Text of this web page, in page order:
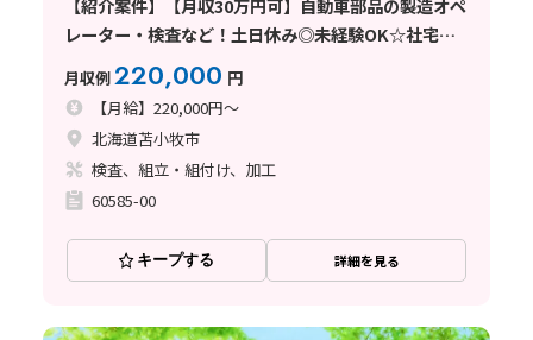
【紹介案件】【月収30万円可】自動車部品の製造オペ
レーター・検査など！土日休み◎未経験OK☆社宅費
全額補助&社宅から無料送迎あり◎
月収例220,000 円
【月給】220,000円～
北海道苫小牧市
検査、組立・組付け、加工
60585-00
キープする 詳細を見る